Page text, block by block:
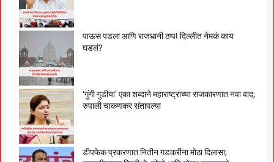
पाऊस पडला आणि राजधानी ठप्प! दिल्लीत नेमकं काय
घडलं?
‘गुंगी गुडीया’ एका शब्दाने महाराष्ट्राच्या राजकारणात नवा वाद;
रुपाली चाकणकर संतापल्या
डीपफेक प्रकरणात नितीन गडकरींना मोठा दिलासा;